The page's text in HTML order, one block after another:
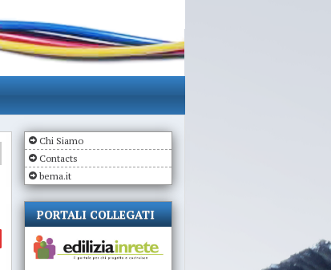
Chi Siamo
Contacts
bema.it
PORTALI COLLEGATI